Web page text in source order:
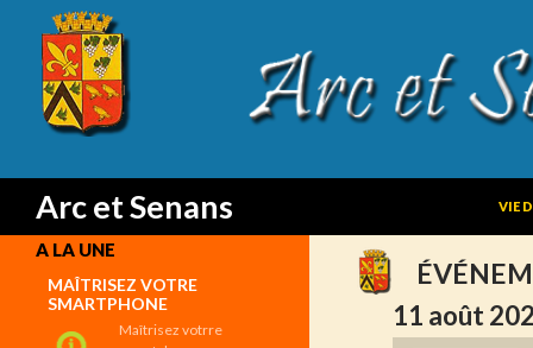
Arc et Senans
Search
VIE
11 août
A LA UNE
MAÎTRISEZ VOTRE
SMARTPHONE
Maîtrisez votrre